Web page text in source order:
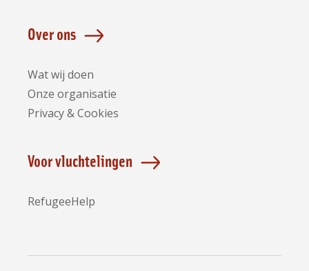
Over ons
Wat wij doen
Onze organisatie
Privacy & Cookies
Voor vluchtelingen
RefugeeHelp